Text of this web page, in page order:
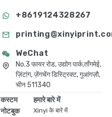
+8619124328267
WeChat
No.3 फायर रोड, उद्योग पार्क,ताँगमेई,
ज़िंटांग, ज़ेंगचेंग डिस्ट्रिक्ट, गुआंगज़ौ,
चीन 511340
कस्टम
नोटबुक
हमारे बारे में
Xinyi के बारे में